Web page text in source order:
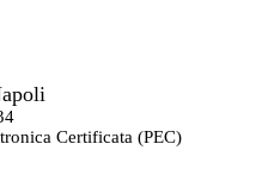
Certificata (PEC)